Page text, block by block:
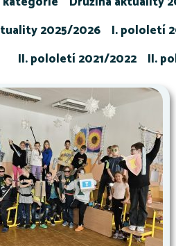
2025/2026
I. pololetí
II. pololetí 2021/2022
II.